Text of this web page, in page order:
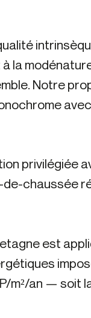
la
Notre
privilégiée
de-chaussée
est
m²/an — soit